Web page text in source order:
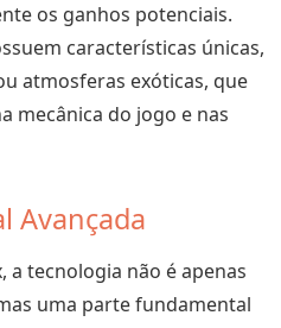
os ganhos potenciais.
características únicas,
atmosferas exóticas, que
mecânica do jogo e nas
Avançada
a tecnologia não é apenas
uma parte fundamental